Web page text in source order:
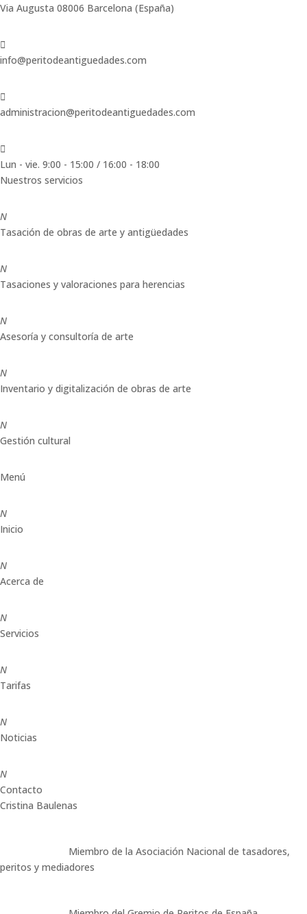
Via Augusta 08006 Barcelona (España)

info@peritodeantiguedades.com

administracion@peritodeantiguedades.com

Lun - vie. 9:00 - 15:00 / 16:00 - 18:00
Nuestros servicios
N
Tasación de obras de arte y antigüedades
N
Tasaciones y valoraciones para herencias
N
Asesoría y consultoría de arte
N
Inventario y digitalización de obras de arte
N
Gestión cultural
Menú
N
Inicio
N
Acerca de
N
Servicios
N
Tarifas
N
Noticias
N
Contacto
Cristina Baulenas
Miembro de la Asociación Nacional de tasadores,
peritos y mediadores